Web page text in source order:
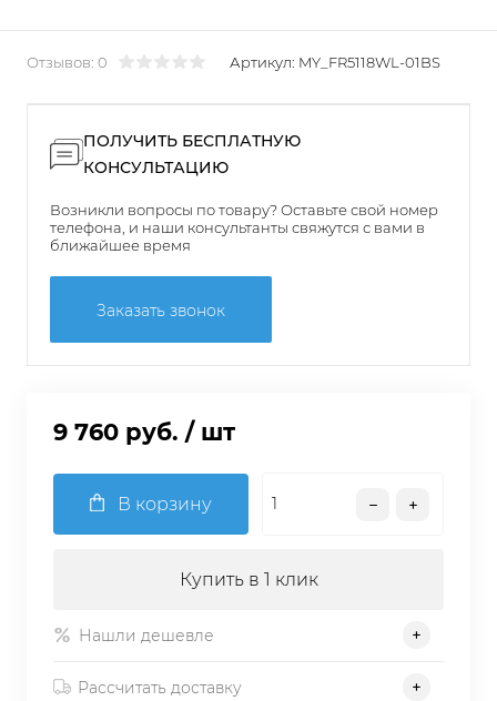
Отзывов: 0 Артикул: MY_FR5118WL-01BS
ПОЛУЧИТЬ БЕСПЛАТНУЮ
КОНСУЛЬТАЦИЮ
Возникли вопросы по товару? Оставьте свой номер
телефона, и наши консультанты свяжутся с вами в
ближайшее время
Заказать звонок
9 760 руб. / шт
В корзину
Купить в 1 клик
Нашли дешевле
Рассчитать доставку